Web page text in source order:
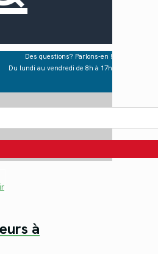
Des questions? Parlons-en !
Du lundi au vendredi de 8h à 17h
à